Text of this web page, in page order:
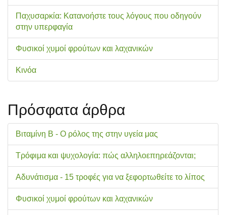
Παχυσαρκία: Κατανοήστε τους λόγους που οδηγούν
στην υπερφαγία
Φυσικοί χυμοί φρούτων και λαχανικών
Κινόα
Πρόσφατα άρθρα
Βιταμίνη Β - Ο ρόλος της στην υγεία μας
Τρόφιμα και ψυχολογία: πώς αλληλοεπηρεάζονται;
Αδυνάτισμα - 15 τροφές για να ξεφορτωθείτε το λίπος
Φυσικοί χυμοί φρούτων και λαχανικών